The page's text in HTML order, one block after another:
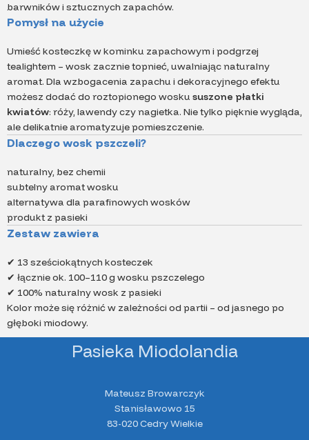
barwników i sztucznych zapachów.
Pomysł na użycie
Umieść kosteczkę w kominku zapachowym i podgrzej
tealightem – wosk zacznie topnieć, uwalniając naturalny
aromat. Dla wzbogacenia zapachu i dekoracyjnego efektu
możesz dodać do roztopionego wosku suszone płatki
kwiatów: róży, lawendy czy nagietka. Nie tylko pięknie wygląda,
ale delikatnie aromatyzuje pomieszczenie.
Dlaczego wosk pszczeli?
naturalny, bez chemii
subtelny aromat wosku
alternatywa dla parafinowych wosków
produkt z pasieki
Zestaw zawiera
✔ 13 sześciokątnych kosteczek
✔ łącznie ok. 100–110 g wosku pszczelego
✔ 100% naturalny wosk z pasieki
Kolor może się różnić w zależności od partii – od jasnego po
głęboki miodowy.
Pasieka Miodolandia
Mateusz Browarczyk
Stanisławowo 15
83-020 Cedry Wielkie